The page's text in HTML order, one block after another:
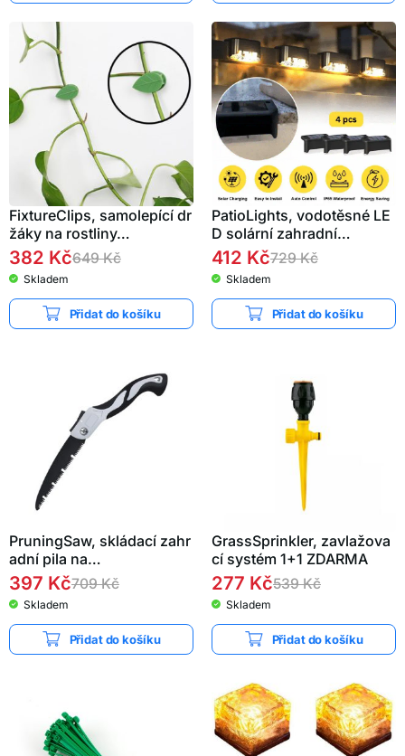
FixtureClips, samolepící dr
žáky na rostliny…
382 Kč649Kč
Skladem
Přidat do košíku
PatioLights, vodotěsné LE
D solární zahradní…
412 Kč729Kč
Skladem
Přidat do košíku
PruningSaw, skládací zahr
adní pila na…
397 Kč709Kč
Skladem
Přidat do košíku
GrassSprinkler, zavlažova
cí systém 1+1 ZDARMA
277 Kč539Kč
Skladem
Přidat do košíku